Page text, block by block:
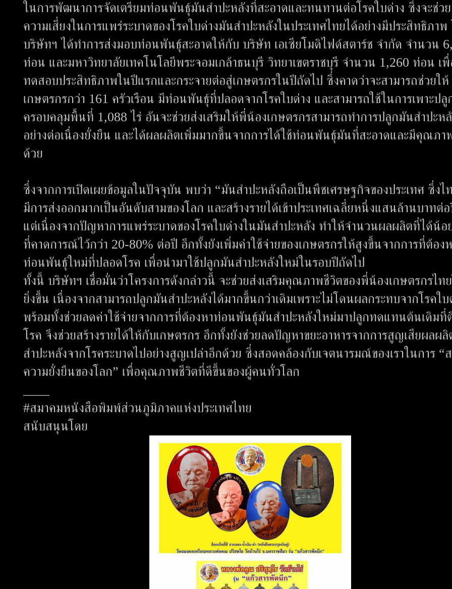
ในการพัฒนาการจัดเตรียมท่อนพันธุ์มันสำปะหลังที่สะอาดและทนทานต่อโรคใบด่าง ซึ่งจะช่ว
ความเสี่ยงในการแพร่ระบาดของโรคใบด่างมันสำปะหลังในประเทศไทยได้อย่างมีประสิทธิภาพ
บริษัทฯ ได้ทำการส่งมอบท่อนพันธุ์สะอาดให้กับ บริษัท เอเซียโมดิไฟด์สตาร์ช จำกัด จำนวน
ท่อน และมหาวิทยาลัยเทคโนโลยีพระจอมเกล้าธนบุรี วิทยาเขตราชบุรี จำนวน 1,260 ท่อน เ
ทดสอบประสิทธิภาพในปีแรกและกระจายต่อสู่เกษตรกรในปีถัดไป ซึ่งคาดว่าจะสามารถช่วยให้
เกษตรกรกว่า 161 ครัวเรือน มีท่อนพันธุ์ที่ปลอดจากโรคใบด่าง และสามารถใช้ในการเพาะปลู
ครอบคลุมพื้นที่ 1,088 ไร่ อันจะช่วยส่งเสริมให้พี่น้องเกษตรกรสามารถทำการปลูกมันสำปะห
อย่างต่อเนื่องยั่งยืน และได้ผลผลิตเพิ่มมากขึ้นจากการได้ใช้ท่อนพันธุ์มันที่สะอาดและมีคุณภา
ด้วย
ซึ่งจากการเปิดเผยข้อมูลในปัจจุบัน พบว่า “มันสำปะหลังถือเป็นพืชเศรษฐกิจของประเทศ ซึ่งไ
มีการส่งออกมากเป็นอันดับสามของโลก และสร้างรายได้เข้าประเทศเฉลี่ยหนึ่งแสนล้านบาทต่
แต่เนื่องจากปัญหาการแพร่ระบาดของโรคใบด่างในมันสำปะหลัง ทำให้จำนวนผลผลิตที่ได้น้อ
ที่คาดการณ์ไว้กว่า 20-80% ต่อปี อีกทั้งยังเพิ่มค่าใช้จ่ายของเกษตรกรให้สูงขึ้นจากการที่ต้อง
ท่อนพันธุ์ใหม่ที่ปลอดโรค เพื่อนำมาใช้ปลูกมันสำปะหลังใหม่ในรอบปีถัดไป
ทั้งนี้ บริษัทฯ เชื่อมั่นว่าโครงการดังกล่าวนี้ จะช่วยส่งเสริมคุณภาพชีวิตของพี่น้องเกษตรกรไท
ยิ่งขึ้น เนื่องจากสามารถปลูกมันสำปะหลังได้มากขึ้นกว่าเดิมเพราะไม่โดนผลกระทบจากโรคใบ
พร้อมทั้งช่วยลดค่าใช้จ่ายจากการที่ต้องหาท่อนพันธุ์มันสำปะหลังใหม่มาปลูกทดแทนต้นเดิมที่
โรค จึงช่วยสร้างรายได้ให้กับเกษตรกร อีกทั้งยังช่วยลดปัญหาขยะอาหารจากการสูญเสียผลผ
สำปะหลังจากโรคระบาดไปอย่างสูญเปล่าอีกด้วย ซึ่งสอดคล้องกับเจตนารมณ์ของเราในการ “
ความยั่งยืนของโลก” เพื่อคุณภาพชีวิตที่ดีขึ้นของผู้คนทั่วโลก
#สมาคมหนังสือพิมพ์ส่วนภูมิภาคแห่งประเทศไทย
สนับสนุนโดย